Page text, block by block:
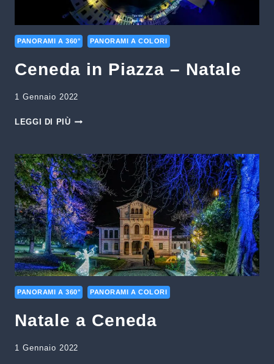
PANORAMI A 360° PANORAMI A COLORI
Ceneda in Piazza – Natale
1 Gennaio 2022
LEGGI DI PIÙCENEDA
–
NATALE
PANORAMI A 360° PANORAMI A COLORI
Natale a Ceneda
1 Gennaio 2022